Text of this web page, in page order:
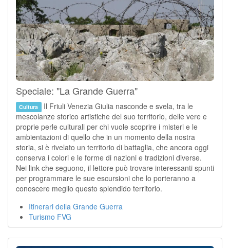
Speciale: "La Grande Guerra"
Cultura Il Friuli Venezia Giulia nasconde e svela, tra le
mescolanze storico artistiche del suo territorio, delle vere e
proprie perle culturali per chi vuole scoprire i misteri e le
ambientazioni di quello che in un momento della nostra
storia, si è rivelato un territorio di battaglia, che ancora oggi
conserva i colori e le forme di nazioni e tradizioni diverse.
Nei link che seguono, il lettore può trovare interessanti spunti
per programmare le sue escursioni che lo porteranno a
conoscere meglio questo splendido territorio.
Itinerari della Grande Guerra
Turismo FVG